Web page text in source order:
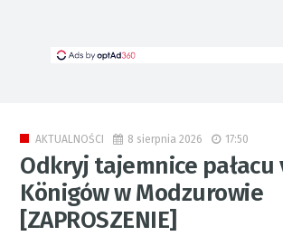
AKTUALNOŚCI 8 sierpnia 2026 17:50
Odkryj tajemnice pałacu
Königów w Modzurowie
[ZAPROSZENIE]